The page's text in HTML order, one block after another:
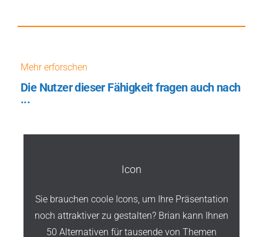
Mehr erforschen
Die Nutzer dieser Fähigkeit fragen auch nach
...
Icon
Sie brauchen coole Icons, um Ihre Präsentation
noch attraktiver zu gestalten? Brian kann Ihnen
50 Alternativen für tausende von Themen